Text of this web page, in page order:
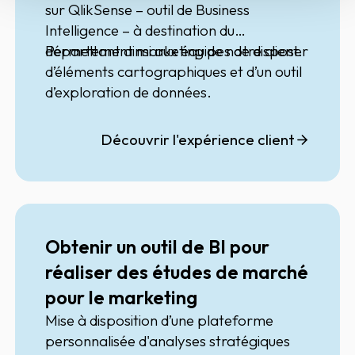
surQlikSense – outil de Business
Intelligence – à destination du
département marketing de notre client.
Permettant ainsi aux équipes de disposer
d’éléments cartographiques et d’un outil
d’exploration de données.
Découvrir l'expérience client
Obtenir un outil de BI pour
réaliser des études de marché
pour le marketing
Mise à disposition d’une plateforme
personnalisée d'analyses stratégiques